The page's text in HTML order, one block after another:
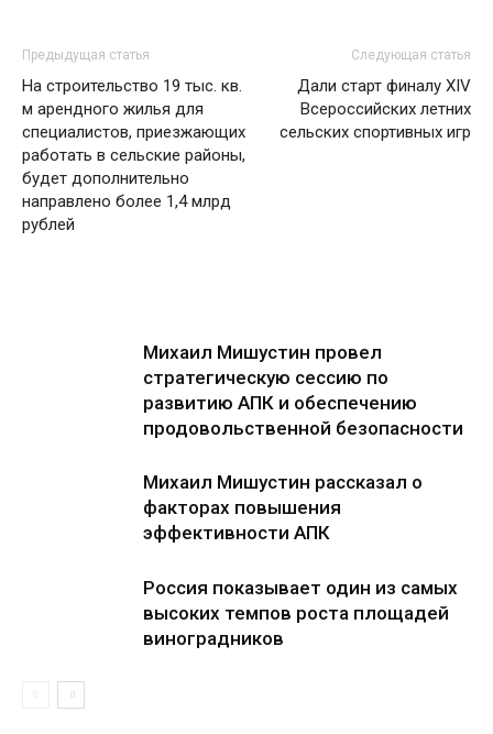
Предыдущая статья
На строительство 19 тыс. кв.
м арендного жилья для
специалистов, приезжающих
работать в сельские районы,
будет дополнительно
направлено более 1,4 млрд
рублей
Следующая статья
Дали старт финалу XIV
Всероссийских летних
сельских спортивных игр
Михаил Мишустин провел
стратегическую сессию по
развитию АПК и обеспечению
продовольственной безопасности
Михаил Мишустин рассказал о
факторах повышения
эффективности АПК
Россия показывает один из самых
высоких темпов роста площадей
виноградников